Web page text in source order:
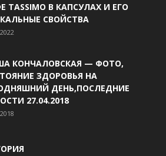
TASSIMO В КАПСУЛАХ И ЕГО
СВОЙСТВА
КОНЧАЛОВСКАЯ — ФОТО,
ЗДОРОВЬЯ НА
ДЕНЬ,ПОСЛЕДНИЕ
27.04.2018